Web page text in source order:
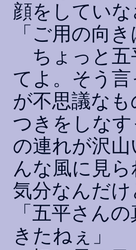
顔をしてい
「ご用の向
ちょっと五
てよ。そう
が不思議な
つきをしな
の連れが沢
んな風に見
気分なんだ
「五平さん
きたねぇ」